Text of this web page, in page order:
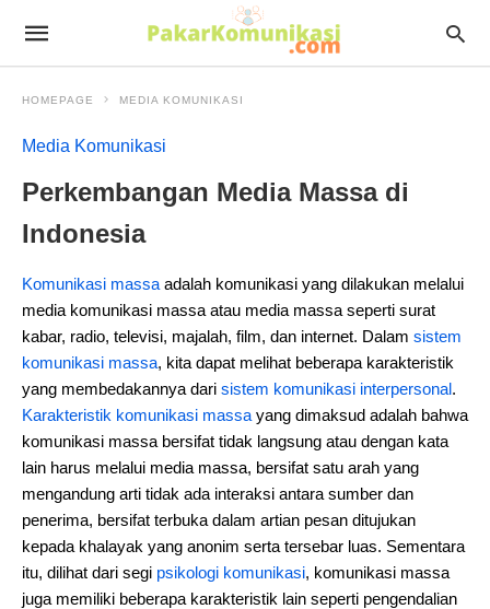
HOMEPAGE MEDIA KOMUNIKASI
Media Komunikasi
Perkembangan Media Massa di
Indonesia
Komunikasi massa adalah komunikasi yang dilakukan melalui
media komunikasi massa atau media massa seperti surat
kabar, radio, televisi, majalah, film, dan internet. Dalam sistem
komunikasi massa, kita dapat melihat beberapa karakteristik
yang membedakannya dari sistem komunikasi interpersonal.
Karakteristik komunikasi massa yang dimaksud adalah bahwa
komunikasi massa bersifat tidak langsung atau dengan kata
lain harus melalui media massa, bersifat satu arah yang
mengandung arti tidak ada interaksi antara sumber dan
penerima, bersifat terbuka dalam artian pesan ditujukan
kepada khalayak yang anonim serta tersebar luas. Sementara
itu, dilihat dari segi psikologi komunikasi, komunikasi massa
juga memiliki beberapa karakteristik lain seperti pengendalian